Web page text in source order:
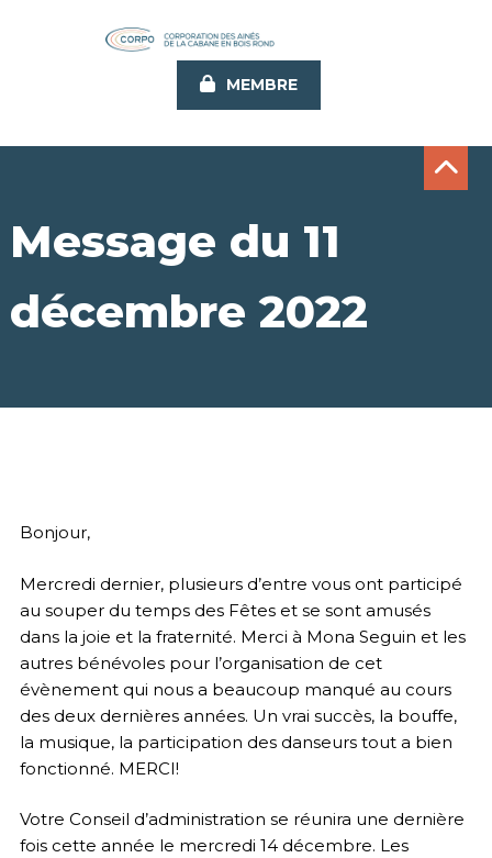
MEMBRE
Message du 11
décembre 2022
Bonjour,
Mercredi dernier, plusieurs d’entre vous ont participé
au souper du temps des Fêtes et se sont amusés
dans la joie et la fraternité. Merci à Mona Seguin et les
autres bénévoles pour l’organisation de cet
évènement qui nous a beaucoup manqué au cours
des deux dernières années. Un vrai succès, la bouffe,
la musique, la participation des danseurs tout a bien
fonctionné. MERCI!
Votre Conseil d’administration se réunira une dernière
fois cette année le mercredi 14 décembre. Les